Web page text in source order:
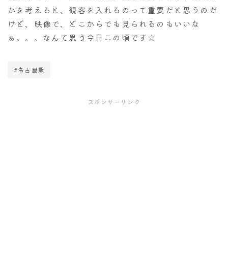
かを考えると、観客を入れるのって重要だと思うのだ
けど、映像で、どこからでも見られるのもいいな
ぁ。。。なんて思う今日この頃です☆
#名古屋駅
スポンサーリンク